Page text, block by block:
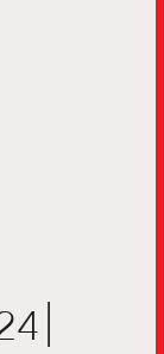
|